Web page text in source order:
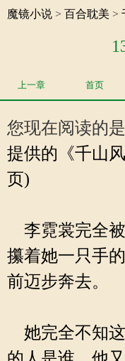
魔镜小说 > 百合耽美 >
上一章 首页
您现在阅读的是
提供的《千山
页)
李霓裳完全
攥着她一只手
前迈步奔去。
她完全不知